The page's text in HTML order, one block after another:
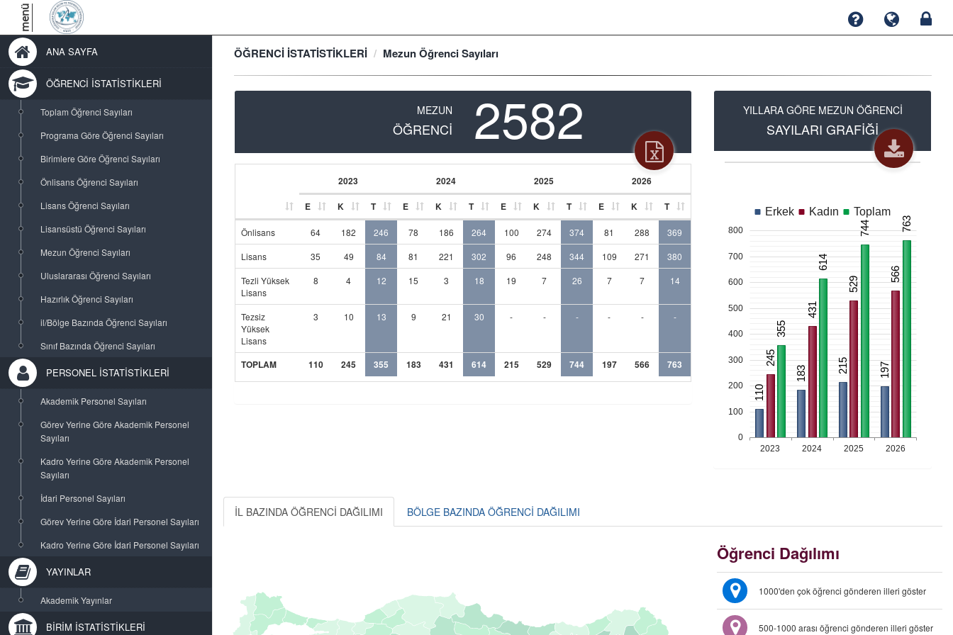
menü
ANA SAYFA
ÖĞRENCİ İSTATİSTİKLERİ
Toplam Öğrenci Sayıları
Programa Göre Öğrenci Sayıları
Birimlere Göre Öğrenci Sayıları
Önlisans Öğrenci Sayıları
Lisans Öğrenci Sayıları
Lisansüstü Öğrenci Sayıları
Mezun Öğrenci Sayıları
Uluslararası Öğrenci Sayıları
Hazırlık Öğrenci Sayıları
il/Bölge Bazında Öğrenci Sayıları
Sınıf Bazında Öğrenci Sayıları
PERSONEL İSTATİSTİKLERİ
Akademik Personel Sayıları
Görev Yerine Göre Akademik Personel
Sayıları
Kadro Yerine Göre Akademik Personel
Sayıları
İdari Personel Sayıları
Görev Yerine Göre İdari Personel Sayıları
Kadro Yerine Göre İdari Personel Sayıları
YAYINLAR
Akademik Yayınlar
BİRİM İSTATİSTİKLERİ
ÖĞRENCİ İSTATİSTİKLERİ Mezun Öğrenci Sayıları
MEZUN
ÖĞRENCİ 2582
2023 2024 2025
2026
E
K T E K T E K T E K T
Önlisans 64 182 246 78 186 264 100 274 374 81 288
369
Lisans
35 49 84 81 221 302 96 248 344 109 271
380
Tezli Yüksek
Lisans
8 4 12 15 3 18 19 7 26 7 7 14
Tezsiz
Yüksek
Lisans
3 10 13 9 21 30 - - - - - -
TOPLAM 110 245 355 183 431 614 215 529 744 197 566 763
YILLARA GÖRE MEZUN ÖĞRENCİ
SAYILARI GRAFİĞİ
2023 2024 2025 2026
0
100
200
300
400
500
600
700
800
110
245
355
183
431
614
215
529
744
197
566
763
Erkek Kadın Toplam
İL BAZINDA ÖĞRENCİ DAĞILIMI BÖLGE BAZINDA ÖĞRENCİ DAĞILIMI
Öğrenci Dağılımı
1000'den çok öğrenci gönderen illeri göster
500-1000 arası öğrenci gönderen illeri göster